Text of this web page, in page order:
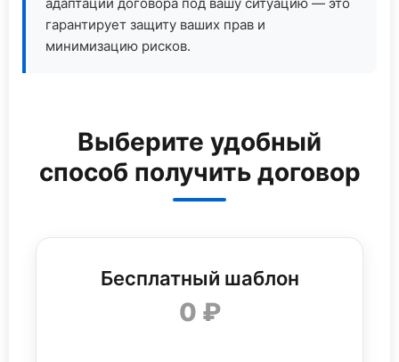
гарантирует защиту ваших прав и
минимизацию рисков.
Выберите удобный
способ получить договор
Бесплатный шаблон
0 ₽